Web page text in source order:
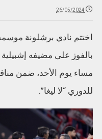
26/05/2024
اختتم نادي برشلونة
للدوري “لا ليغا”.